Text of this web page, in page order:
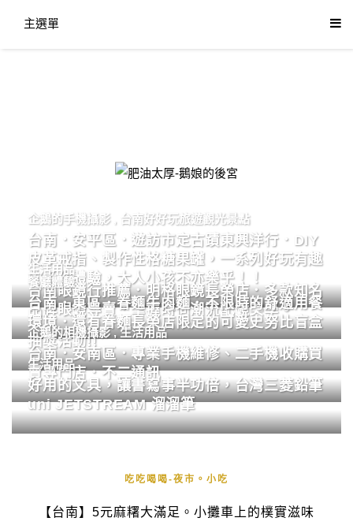
主選單
肥油太厚-鵝娘的後宮
企鵝的手機攝影 台南好好玩旅遊觀光景點
台南．安平區．遊訪市定古蹟東興洋行．DIY
皮革戒指、製作性格糖果罐，一系列好玩有趣
的手作體驗，大人小孩不亦樂乎！！
生活用品
台南眼鏡行推薦．明格眼鏡長榮店．多款知名
品牌眼鏡專賣．掌握時尚潮流配鏡美學。
餐廳體驗
台南．東區．眷麵牛肉麵．不限時的舒適用餐
環境．還有眷麵長榮店限定的可愛史努比盲盒
抽獎活動!!
企鵝的相機攝影,生活用品
台南．安南區．專業手機維修、二手機收購買
賣專門店．不二通訊
生活用品
好用的文具，讓書寫事半功倍，台灣三菱鉛筆
uni JETSTREAM 溜溜筆
吃吃喝喝-夜市。小吃
【台南】5元麻糬大滿足。小攤車上的樸實滋味